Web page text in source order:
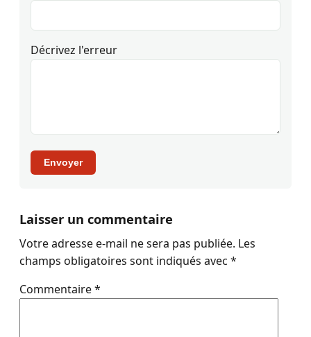
Décrivez l'erreur
Envoyer
Laisser un commentaire
Votre adresse e-mail ne sera pas publiée. Les
champs obligatoires sont indiqués avec *
Commentaire*